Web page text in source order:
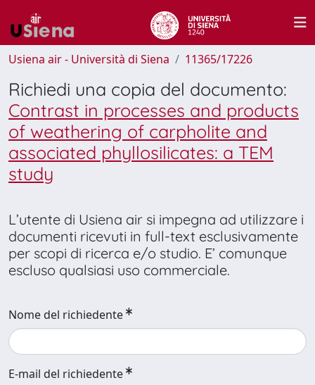
Usiena air - Università di Siena 11365/17226
Richiedi una copia del documento:
Contrast in processes and products
of weathering of carpholite and
associated phyllosilicates: a TEM
study
L’utente di Usiena air si impegna ad utilizzare i
documenti ricevuti in full-text esclusivamente
per scopi di ricerca e/o studio. E’ comunque
escluso qualsiasi uso commerciale.
Nome del richiedente
E-mail del richiedente